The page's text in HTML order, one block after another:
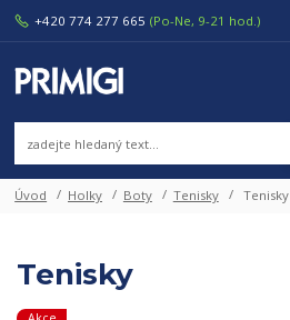
+420 774 277 665 (Po-Ne, 9-21 hod.)
Úvod Holky Boty Tenisky Tenisky
Tenisky